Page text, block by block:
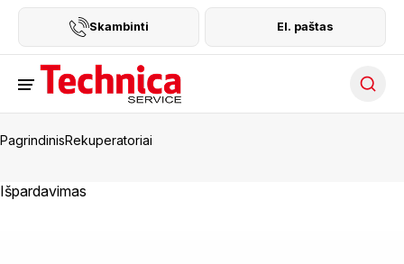
Skambinti El. paštas
PagrindinisRekuperatoriai
Išpardavimas